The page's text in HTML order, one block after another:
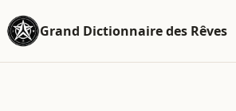
Grand Dictionnaire des Rêves